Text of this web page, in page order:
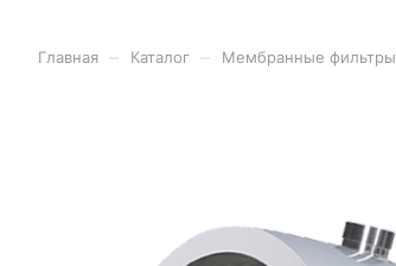
Главная Каталог Мембранные фильтры